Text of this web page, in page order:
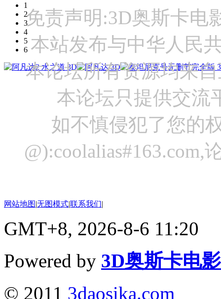
1
2
3
4
5
6
免责声明:3D奥斯卡电
本站发布与中华人民
本论坛所有资源均来
本论坛只提供交流
如不慎侵犯了您的
网站地图|无图模式|联系我们|
GMT+8, 2026-8-6 11:20
Powered by 3D奥斯卡电
© 2011 3daosika.com